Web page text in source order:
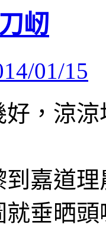
屻
01/15
，涼
嘉道
就垂晒頭